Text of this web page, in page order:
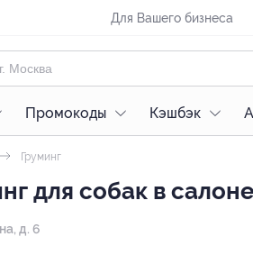
Для Вашего бизнеса
Промокоды Кэшбэк
Груминг
для собак в
д. 6